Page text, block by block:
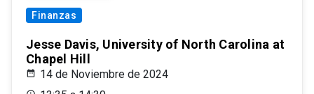
Finanzas
Jesse Davis, University of North Carolina at
Chapel Hill
14 de Noviembre de 2024